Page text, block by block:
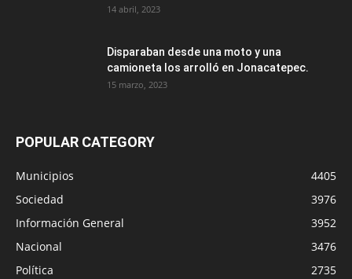
14 abril, 2023
Disparaban desde una moto y una
camioneta los arrolló en Jonacatepec.
15 marzo, 2023
POPULAR CATEGORY
Municipios
4405
Sociedad
3976
Información General
3952
Nacional
3476
Política
2735